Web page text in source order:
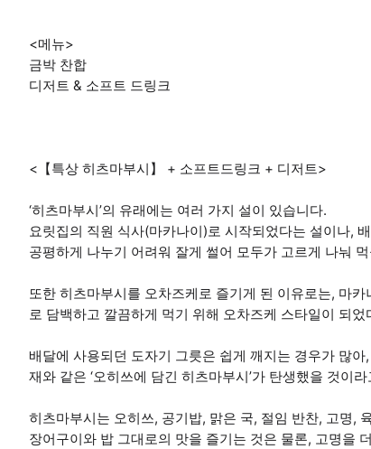
<메뉴>
금박 찬합
디저트 & 소프트 드링크
<【특상 히츠마부시】 + 소프트드링크 + 디저트>
‘히츠마부시’의 유래에는 여러 가지 설이 있습니다.
요릿집의 직원 식사(마카나이)로 시작되었다는 설이나,
공평하게 나누기 어려워 잘게 썰어 모두가 고르게 나눠
또한 히츠마부시를 오차즈케로 즐기게 된 이유로는, 마
로 담백하고 깔끔하게 먹기 위해 오차즈케 스타일이 되었
배달에 사용되던 도자기 그릇은 쉽게 깨지는 경우가 많
재와 같은 ‘오히쓰에 담긴 히츠마부시’가 탄생했을 것이
히츠마부시는 오히쓰, 공기밥, 맑은 국, 절임 반찬, 고명,
장어구이와 밥 그대로의 맛을 즐기는 것은 물론, 고명을